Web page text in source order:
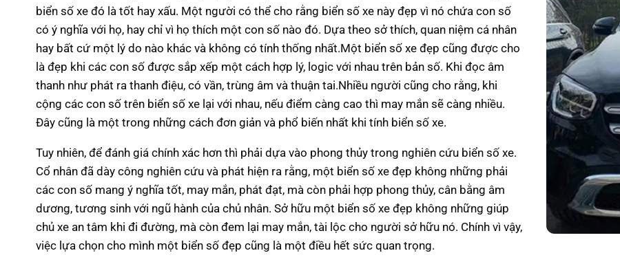
biển số xe đó là tốt hay xấu. Một người có thể cho rằng biển số xe này đẹp vì nó chứa con số
có ý nghĩa với họ, hay chỉ vì họ thích một con số nào đó. Dựa theo sở thích, quan niệm cá nhân
hay bất cứ một lý do nào khác và không có tính thống nhất.Một biển số xe đẹp cũng được cho
là đẹp khi các con số được sắp xếp một cách hợp lý, logic với nhau trên bản số. Khi đọc âm
thanh như phát ra thanh điệu, có vần, trùng âm và thuận tai.Nhiều người cũng cho rằng, khi
cộng các con số trên biển số xe lại với nhau, nếu điểm càng cao thì may mắn sẽ càng nhiều.
Đây cũng là một trong những cách đơn giản và phổ biến nhất khi tính biển số xe.
Tuy nhiên, để đánh giá chính xác hơn thì phải dựa vào phong thủy trong nghiên cứu biển số xe.
Cổ nhân đã dày công nghiên cứu và phát hiện ra rằng, một biển số xe đẹp không những phải
các con số mang ý nghĩa tốt, may mắn, phát đạt, mà còn phải hợp phong thủy, cân bằng âm
dương, tương sinh với ngũ hành của chủ nhân. Sở hữu một biển số xe đẹp không những giúp
chủ xe an tâm khi đi đường, mà còn đem lại may mắn, tài lộc cho người sở hữu nó. Chính vì vậy,
việc lựa chọn cho mình một biển số đẹp cũng là một điều hết sức quan trọng.